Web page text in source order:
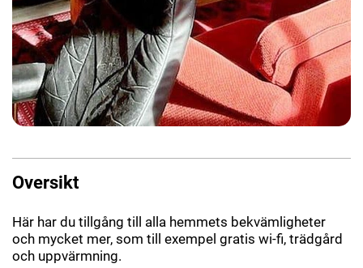
Oversikt
Här har du tillgång till alla hemmets bekvämligheter
och mycket mer, som till exempel gratis wi-fi, trädgård
och uppvärmning.